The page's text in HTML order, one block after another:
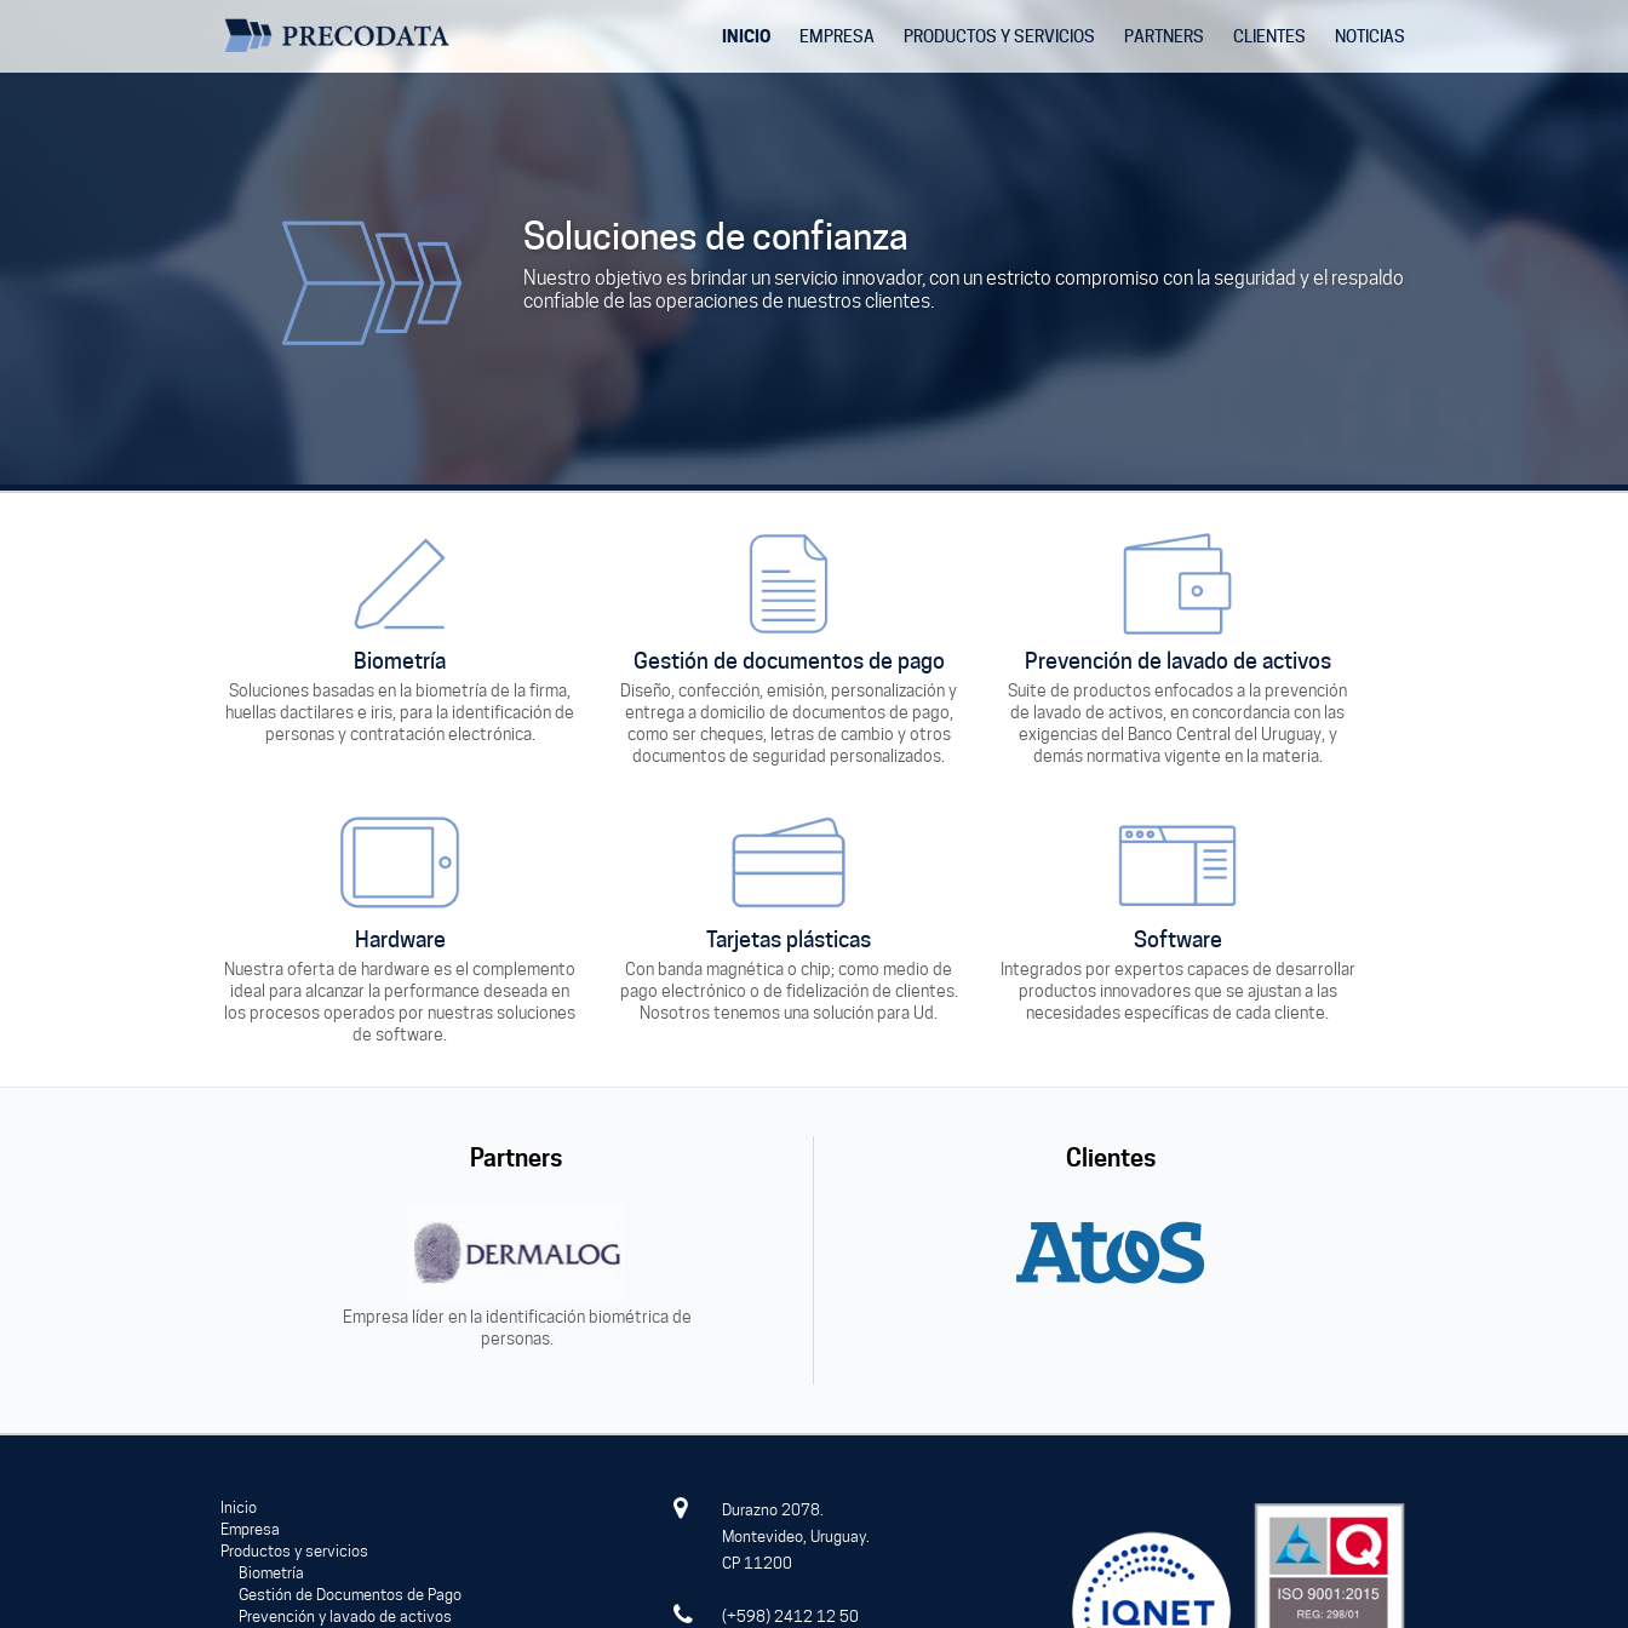
INICIO EMPRESA PRODUCTOS Y SERVICIOS
Tarjetas Plásticas
PARTNERS CLIENTES NOTICIAS
Soluciones de confianza
Nuestro objetivo es brindar un servicio innovador, con un estricto compromiso con la seguridad y el respaldo
confiable de las operaciones de nuestros clientes.
Biometría
Soluciones basadas en la biometría de la firma,
huellas dactilares e iris, para la identificación de
personas y contratación electrónica.
Gestión de documentos de pago
Diseño, confección, emisión, personalización y
entrega a domicilio de documentos de pago,
como ser cheques, letras de cambio y otros
documentos de seguridad personalizados.
Prevención de lavado de activos
Suite de productos enfocados a la prevención
de lavado de activos, en concordancia con las
exigencias del Banco Central del Uruguay, y
demás normativa vigente en la materia.
Hardware
Nuestra oferta de hardware es el complemento
ideal para alcanzar la performance deseada en
los procesos operados por nuestras soluciones
de software.
Tarjetas plásticas
Con banda magnética o chip; como medio de
pago electrónico o de fidelización de clientes.
Nosotros tenemos una solución para Ud.
Software
Integrados por expertos capaces de desarrollar
productos innovadores que se ajustan a las
necesidades específicas de cada cliente.
Partners
Empresa líder en la identificación biométrica de
personas.
Clientes
Inicio
Empresa
Productos y servicios
Biometría
Gestión de Documentos de Pago
Prevención y lavado de activos
Durazno 2078.
Montevideo, Uruguay.
CP 11200
(+598) 2412 12 50